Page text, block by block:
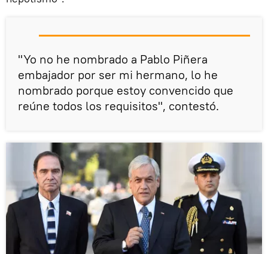
"Yo no he nombrado a Pablo Piñera
embajador por ser mi hermano, lo he
nombrado porque estoy convencido que
reúne todos los requisitos", contestó.